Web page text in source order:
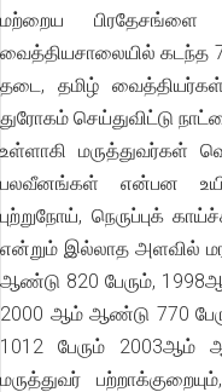
மற்றைய
வைத்தியசாலையில் கடந்த 7
தடை, தமிழ் வைத்தியர்கள்
துரோகம் செய்துவிட்டு
உள்ளாகி மருத்துவர்கள்
பலவீனங்கள் என்பன
புற்றுநோய், நெருப்புக்
என்றும் இல்லாத அளவில்
ஆண்டு 820 பேரும்,
2000 ஆம் ஆண்டு 770
1012 பேரும் 2003ஆம்
மருத்துவர்